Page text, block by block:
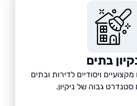
ויסודיים לדירות ובתים
של ניקיון.